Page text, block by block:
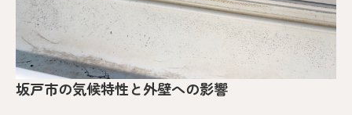
坂戸市の気候特性と外壁への影響